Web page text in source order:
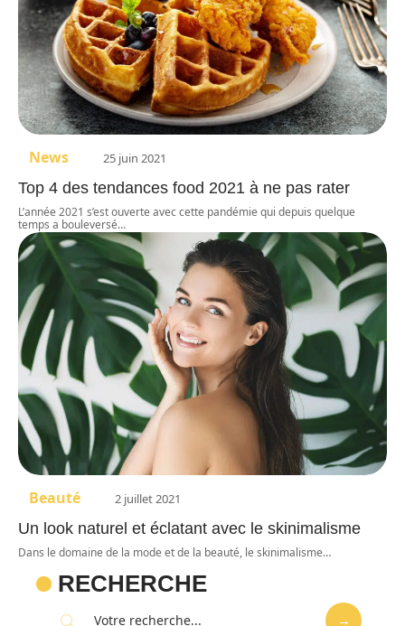
News 25 juin 2021
Top 4 des tendances food 2021 à ne pas rater
L’année 2021 s’est ouverte avec cette pandémie qui depuis quelque
temps a bouleversé…
Beauté 2 juillet 2021
Un look naturel et éclatant avec le skinimalisme
Dans le domaine de la mode et de la beauté, le skinimalisme…
RECHERCHE